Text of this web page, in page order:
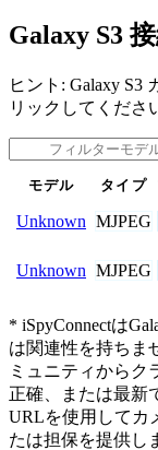
Galaxy S3
ヒント: Galaxy S3
リックしてくださ
モデル タイプ
Unknown MJPEG
Unknown MJPEG
* iSpyConnectは
は関連性を持ちま
ミュニティからク
正確、または最新
URLを使用してカ
たは担保を提供し